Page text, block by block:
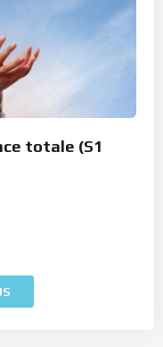
totale (S1